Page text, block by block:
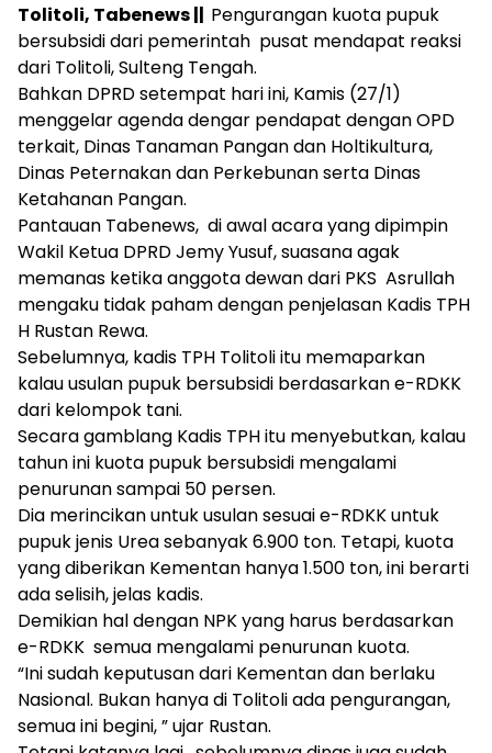
Tolitoli, Tabenews || Pengurangan kuota pupuk
bersubsidi dari pemerintah pusat mendapat reaksi
dari Tolitoli, Sulteng Tengah.
Bahkan DPRD setempat hari ini, Kamis (27/1)
menggelar agenda dengar pendapat dengan OPD
terkait, Dinas Tanaman Pangan dan Holtikultura,
Dinas Peternakan dan Perkebunan serta Dinas
Ketahanan Pangan.
Pantauan Tabenews, di awal acara yang dipimpin
Wakil Ketua DPRD Jemy Yusuf, suasana agak
memanas ketika anggota dewan dari PKS Asrullah
mengaku tidak paham dengan penjelasan Kadis TPH
H Rustan Rewa.
Sebelumnya, kadis TPH Tolitoli itu memaparkan
kalau usulan pupuk bersubsidi berdasarkan e-RDKK
dari kelompok tani.
Secara gamblang Kadis TPH itu menyebutkan, kalau
tahun ini kuota pupuk bersubsidi mengalami
penurunan sampai 50 persen.
Dia merincikan untuk usulan sesuai e-RDKK untuk
pupuk jenis Urea sebanyak 6.900 ton. Tetapi, kuota
yang diberikan Kementan hanya 1.500 ton, ini berarti
ada selisih, jelas kadis.
Demikian hal dengan NPK yang harus berdasarkan
e-RDKK semua mengalami penurunan kuota.
“Ini sudah keputusan dari Kementan dan berlaku
Nasional. Bukan hanya di Tolitoli ada pengurangan,
semua ini begini, ” ujar Rustan.